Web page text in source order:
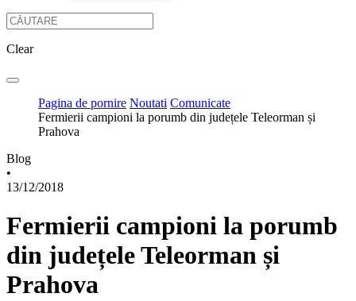
Clear
Pagina de pornire Noutati Comunicate
Fermierii campioni la porumb din județele Teleorman și
Prahova
Blog
•
13/12/2018
Fermierii campioni la porumb
din județele Teleorman și
Prahova